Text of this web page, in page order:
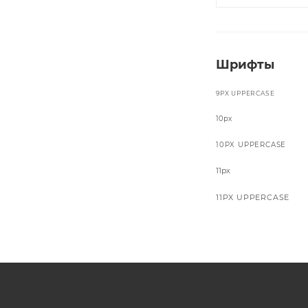
Шрифты
9PX UPPERCASE
10px
10PX UPPERCASE
11px
11PX UPPERCASE